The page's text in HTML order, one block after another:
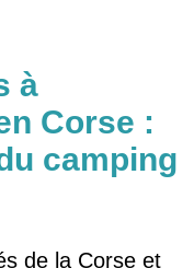
à
Corse :
camping
de la Corse et